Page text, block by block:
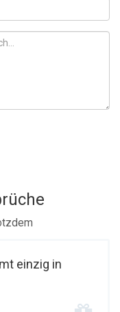
einzig in